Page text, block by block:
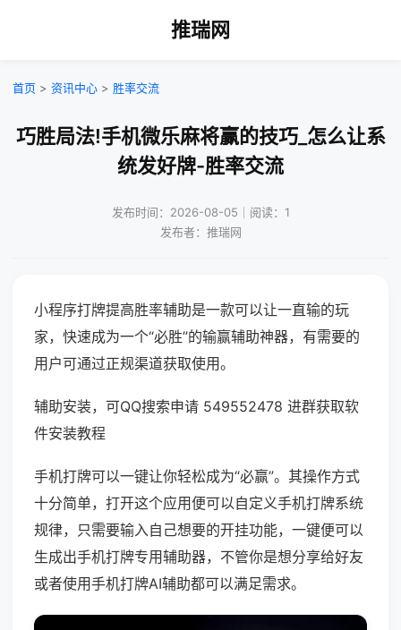
推瑞网
首页 > 资讯中心 > 胜率交流
巧胜局法!手机微乐麻将赢的技巧_怎么让系
统发好牌-胜率交流
发布时间：2026-08-05｜阅读：1
发布者：推瑞网
小程序打牌提高胜率辅助是一款可以让一直输的玩
家，快速成为一个“必胜”的输赢辅助神器，有需要的
用户可通过正规渠道获取使用。
辅助安装，可QQ搜索申请 549552478 进群获取软
件安装教程
手机打牌可以一键让你轻松成为“必赢”。其操作方式
十分简单，打开这个应用便可以自定义手机打牌系统
规律，只需要输入自己想要的开挂功能，一键便可以
生成出手机打牌专用辅助器，不管你是想分享给好友
或者使用手机打牌AI辅助都可以满足需求。